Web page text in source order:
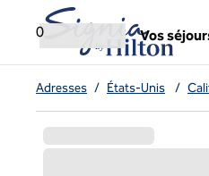
Aller directement au contenu
0
Vos
Adresses / États-Unis /